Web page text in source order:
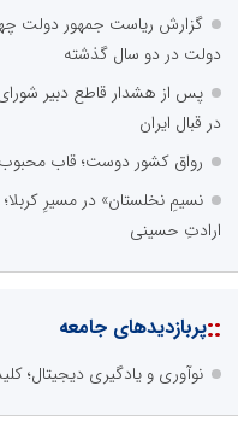
گزارش ریاست جمهور دولت
دولت در دو سال گذشته
پس از هشدار قاطع دبیر
در قبال ایران
رواق کشور دوست؛ قاب محبوب
نسیمِ نخلستان» در مسیرِ
ارادتِ حسینی
::پربازدیدهای جامعه
نوآوری و یادگیری دیجیتال؛